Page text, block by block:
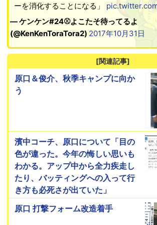
ーを消化することになる」
— ケンケン#24⚾よこたそ待ってるよ
(@KenKenToraTora2) 2017年10月31日
[関連記事]
原口＆俊介、秋季キャンプに向か
う
濱中コーチ、原口について「目の
色が違った。今年の悔しい思いも
わかる。アップ中から全力疾走し
たり、バッティングへの入って行
き方も必死さが出ていた」
原口 打撃フォーム改造着手